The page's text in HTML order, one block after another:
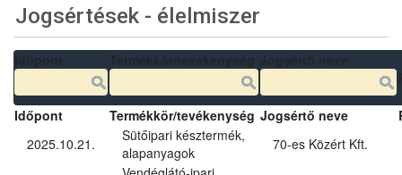
Jogsértések - élelmiszer
Időpont Termékkör/tevékenység Jogsértő neve
2025.10.21.
Sütőipari késztermék,
alapanyagok
70-es Közért Kft.